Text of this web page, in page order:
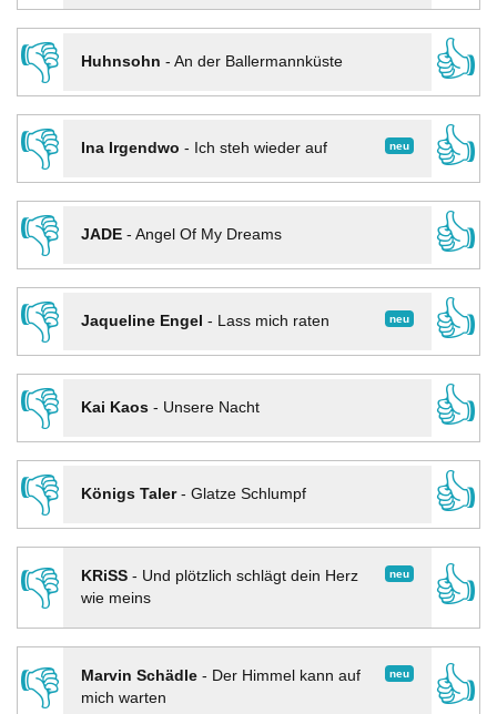
👎
Huhnsohn - An der Ballermannküste
👍
👎
neu
Ina Irgendwo - Ich steh wieder auf
👍
👎
JADE- Angel Of My Dreams
👍
👎
neu
Jaqueline Engel - Lass mich raten
👍
👎
Kai Kaos- Unsere Nacht
👍
👎
Königs Taler- Glatze Schlumpf
👍
👎
neu
KRiSS- Und plötzlich schlägt dein Herz
wie meins
👍
👎 neu
Marvin Schädle- Der Himmel kann auf
mich warten
👍